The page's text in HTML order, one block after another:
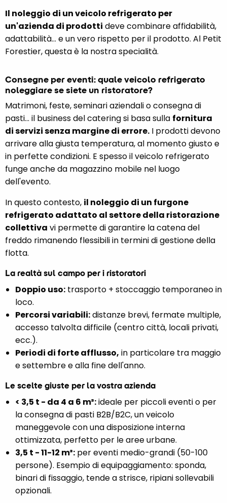
Il noleggio di un veicolo refrigerato per
un'azienda di prodotti deve combinare affidabilità,
adattabilità... e un vero rispetto per il prodotto. Al Petit
Forestier, questa è la nostra specialità.
Consegne per eventi: quale veicolo refrigerato
noleggiare se siete un ristoratore?
Matrimoni, feste, seminari aziendali o consegna di
pasti... il business del catering si basa sulla fornitura
di servizi senza margine di errore. I prodotti devono
arrivare alla giusta temperatura, al momento giusto e
in perfette condizioni. E spesso il veicolo refrigerato
funge anche da magazzino mobile nel luogo
dell'evento.
In questo contesto, il noleggio di un furgone
refrigerato adattato al settore della ristorazione
collettiva vi permette di garantire la catena del
freddo rimanendo flessibili in termini di gestione della
flotta.
La realtà sul campo per i ristoratori
Doppio uso: trasporto + stoccaggio temporaneo in
loco.
Percorsi variabili:distanze brevi, fermate multiple,
accesso talvolta difficile (centro città, locali privati,
ecc.).
Periodi di forte afflusso, in particolare tra maggio
e settembre e alla fine dell'anno.
Le scelte giuste per la vostra azienda
< 3,5 t - da 4 a 6 m³:ideale per piccoli eventi o per
la consegna di pasti B2B/B2C, un veicolo
maneggevole con una disposizione interna
ottimizzata, perfetto per le aree urbane.
3,5 t - 11-12 m³: per eventi medio-grandi (50-100
persone). Esempio di equipaggiamento: sponda,
binari di fissaggio, tende a strisce, ripiani sollevabili
opzionali.